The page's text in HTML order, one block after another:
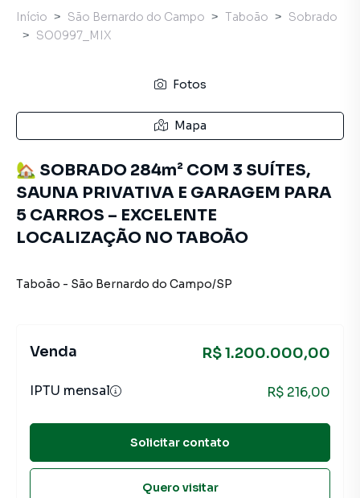
Início São Bernardo do Campo Taboão
Sobrado
SO0997_MIX
Fotos
Mapa
🏡 SOBRADO 284m² COM 3 SUÍTES,
SAUNA PRIVATIVA E GARAGEM PARA
5 CARROS – EXCELENTE
LOCALIZAÇÃO NO TABOÃO
Taboão - São Bernardo do Campo/SP
Venda R$ 1.200.000,00
IPTU mensal R$ 216,00
Solicitar contato
Quero visitar